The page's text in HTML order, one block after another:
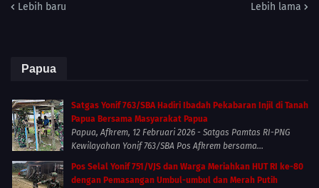
Lebih baru Lebih lama
Papua
Satgas Yonif 763/SBA Hadiri Ibadah Pekabaran Injil di Tanah
Papua Bersama Masyarakat Papua
Papua, Afkrem, 12 Februari 2026 - Satgas Pamtas RI-PNG
Kewilayahan Yonif 763/SBA Pos Afkrem bersama...
Pos Selal Yonif 751/VJS dan Warga Meriahkan HUT RI ke-80
dengan Pemasangan Umbul-umbul dan Merah Putih